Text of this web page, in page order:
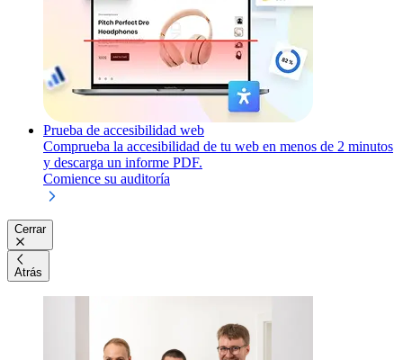
Prueba de accesibilidad web
Comprueba la accesibilidad de tu web en menos de 2 minutos
y descarga un informe PDF.
Comience su auditoría
Cerrar
Atrás